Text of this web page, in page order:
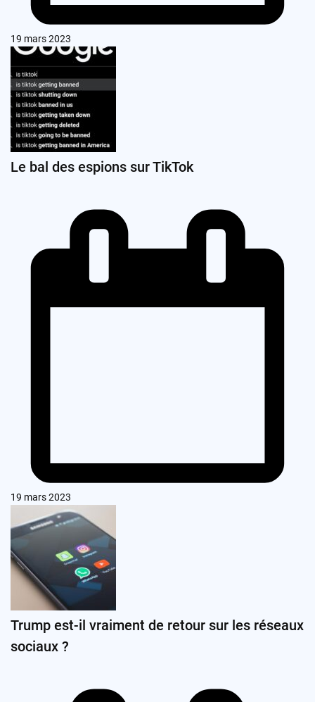
19 mars 2023
Le bal des espions sur TikTok
19 mars 2023
Trump est-il vraiment de retour sur les réseaux
sociaux ?